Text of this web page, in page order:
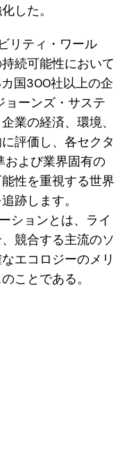
した。
リティ・ワール
続可能性において
国300社以上の企
ーンズ・サステ
業の経済、環境、
評価し、各セクタ
よび業界固有の
性を重視する世界
跡します。
ションとは、ライ
競合する主流のソ
エコロジーのメリ
ことである。